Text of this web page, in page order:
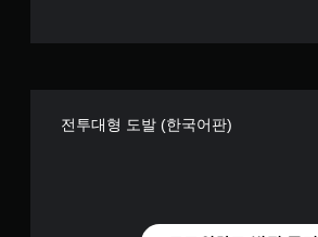
전투대형 도발 (한국어판)